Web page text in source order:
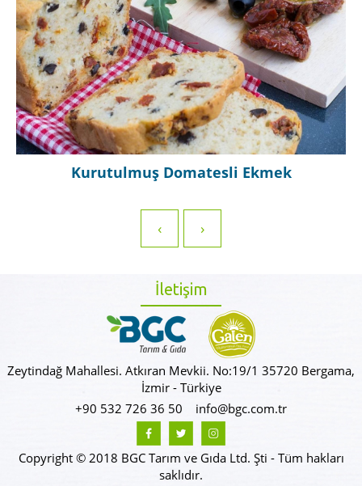
Kurutulmuş Domatesli Ekmek
‹ ›
İletişim
Zeytindağ Mahallesi. Atkıran Mevkii. No:19/1 35720 Bergama,
İzmir - Türkiye
+90 532 726 36 50 info@bgc.com.tr
Copyright © 2018 BGC Tarım ve Gıda Ltd. Şti - Tüm hakları
saklıdır.